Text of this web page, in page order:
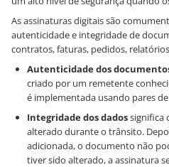
As assinaturas digitais são
autenticidade e integridade de
contratos, faturas, pedidos,
Autenticidade dos
criado por um remetente
é implementada usando pares
Integridade dos dadossignifica
alterado durante o trânsito.
adicionada, o documento não
tiver sido alterado, a assinatura